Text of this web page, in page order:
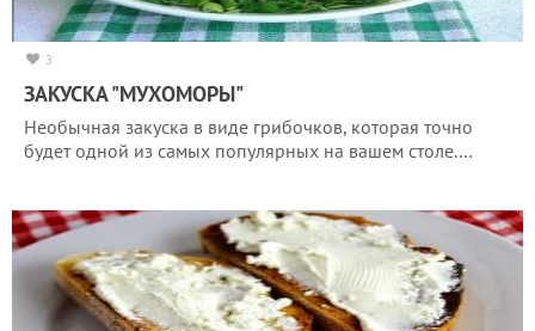
3
ЗАКУСКА "МУХОМОРЫ"
Необычная закуска в виде грибочков, которая точно
будет одной из самых популярных на вашем столе.…